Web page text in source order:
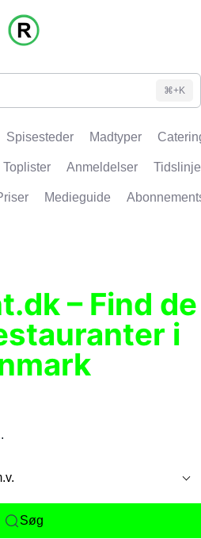
⌘+K
Spisesteder Madtyper
Toplister Anmeldelser Tidslinje
Medieguide
– Find de
i
Søg